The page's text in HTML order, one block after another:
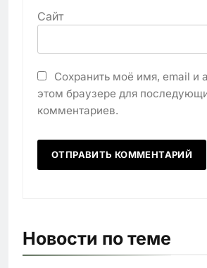
Сайт
Сохранить моё имя, email и
этом браузере для
комментариев.
Новости по теме